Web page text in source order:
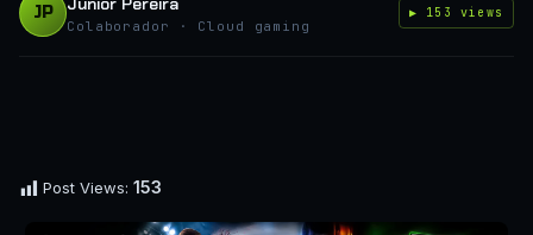
JP
Colaborador · Cloud gaming
▶ 153 views
Post Views: 153